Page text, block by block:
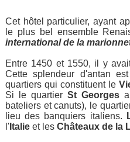
Cet hôtel particulier, ayant
le plus bel ensemble
international de la
Entre 1450 et 1550, il y
Cette splendeur d'antan
quartiers qui constituent le
Si le quartierSt Georges
bateliers et canuts), le
lieu des banquiers italiens.
l' Italie et les Châteaux de la